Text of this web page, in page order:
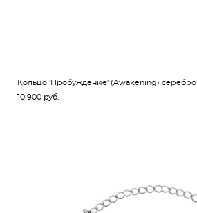
Кольцо 'Пробуждение' (Awakening) серебро
10 900 pуб.